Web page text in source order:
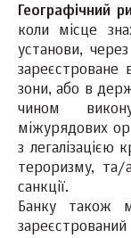
Географічний
коли місце
установи,
зареєстроване
зони, або в
чином
міжурядових
з легалізацією
тероризму, та/
санкції.
Банку також